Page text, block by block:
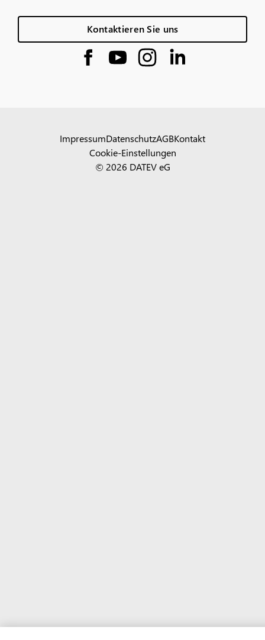
Kontaktieren Sie uns
© 2026 DATEV eG
ImpressumDatenschutzAGBKontakt
Cookie-Einstellungen